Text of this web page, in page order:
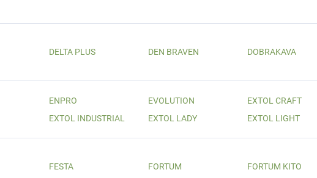
DELTA PLUS DEN BRAVEN DOBRAKAVA
ENPRO EVOLUTION EXTOL CRAFT
EXTOL INDUSTRIAL
EXTOL LADY EXTOL LIGHT
FESTA FORTUM FORTUM KITO